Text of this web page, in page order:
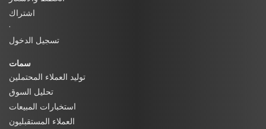
اشتراك
·
تسجيل الدخول
سمات
توليد العملاء المحتملين
تحليل السوق
استخبارات المبيعات
العملاء المستقبليون